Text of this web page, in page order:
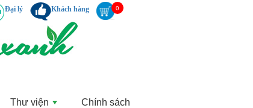
Đại lý Khách hàng
Thư viện Chính sách